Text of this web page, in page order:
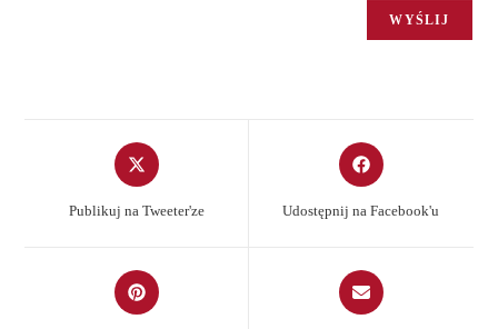
Opens
in
new
Publikuj na Tweeter'ze
Opens
in
new
Udostępnij na Facebook'u
Opens
in
Opens
in